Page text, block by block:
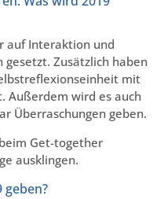
auf Interaktion und
gesetzt. Zusätzlich haben
mit
Außerdem wird es auch
Überraschungen geben.
Get-together
ausklingen.
geben?